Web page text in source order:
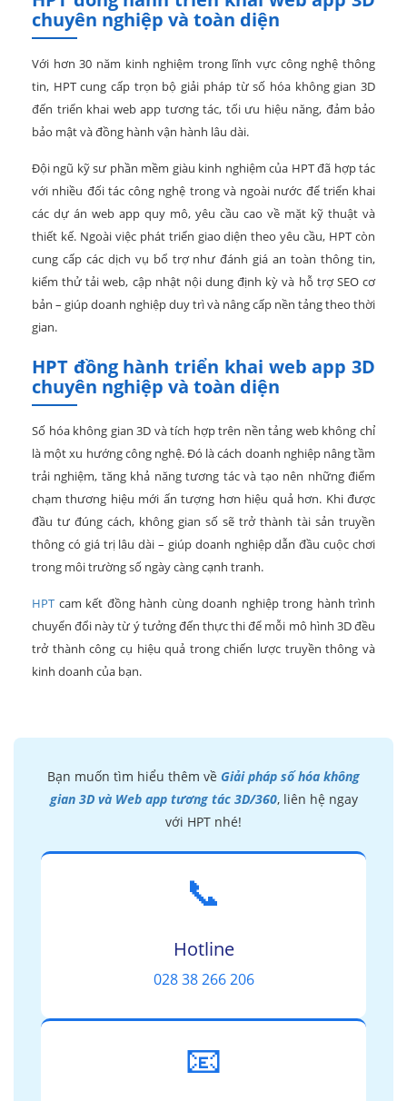
chuyên nghiệp và toàn diện
Với hơn 30 năm kinh nghiệm trong lĩnh vực công nghệ thông
tin, HPT cung cấp trọn bộ giải pháp từ số hóa không gian 3D
đến triển khai web app tương tác, tối ưu hiệu năng, đảm bảo
bảo mật và đồng hành vận hành lâu dài.
Đội ngũ kỹ sư phần mềm giàu kinh nghiệm của HPT đã hợp tác
với nhiều đối tác công nghệ trong và ngoài nước để triển khai
các dự án web app quy mô, yêu cầu cao về mặt kỹ thuật và
thiết kế. Ngoài việc phát triển giao diện theo yêu cầu, HPT còn
cung cấp các dịch vụ bổ trợ như đánh giá an toàn thông tin,
kiểm thử tải web, cập nhật nội dung định kỳ và hỗ trợ SEO cơ
bản – giúp doanh nghiệp duy trì và nâng cấp nền tảng theo thời
gian.
HPT đồng hành triển khai web app 3D
chuyên nghiệp và toàn diện
Số hóa không gian 3D và tích hợp trên nền tảng web không chỉ
là một xu hướng công nghệ. Đó là cách doanh nghiệp nâng tầm
trải nghiệm, tăng khả năng tương tác và tạo nên những điểm
chạm thương hiệu mới ấn tượng hơn hiệu quả hơn. Khi được
đầu tư đúng cách, không gian số sẽ trở thành tài sản truyền
thông có giá trị lâu dài – giúp doanh nghiệp dẫn đầu cuộc chơi
trong môi trường số ngày càng cạnh tranh.
HPT cam kết đồng hành cùng doanh nghiệp trong hành trình
chuyển đổi này từ ý tưởng đến thực thi để mỗi mô hình 3D đều
trở thành công cụ hiệu quả trong chiến lược truyền thông và
kinh doanh của bạn.
Bạn muốn tìm hiểu thêm về Giải pháp số hóa không
gian 3D và Web app tương tác 3D/360, liên hệ ngay
với HPT nhé!
📞
Hotline
028 38 266 206
📧